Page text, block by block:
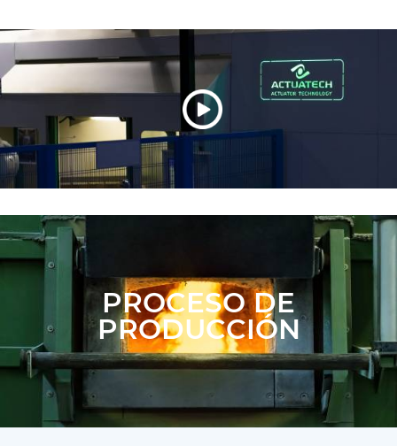
PROCESO DE
PRODUCCIÓN